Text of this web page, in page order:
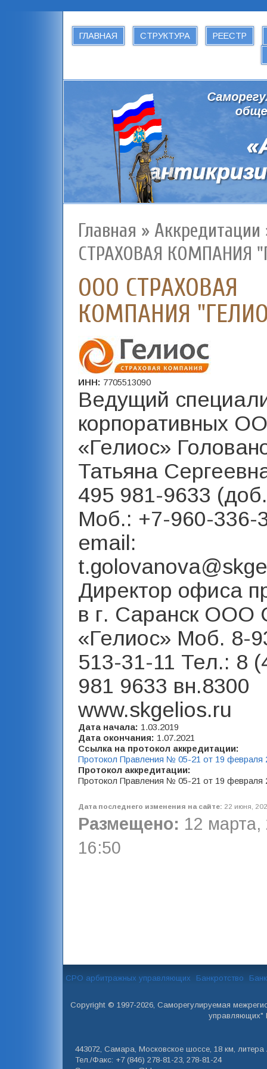
ГЛАВНАЯ СТРУКТУРА РЕЕСТР
Главная » Аккредитации
СТРАХОВАЯ КОМПАНИЯ
ООО СТРАХОВАЯ
КОМПАНИЯ
ИНН: 7705513090
Ведущий
корпоративных
«Гелиос»
Татьяна
495 981-9633
Моб.: +7-960-336-
email:
Директор офиса
в г. Саранск ООО
«Гелиос» Моб. 8-
513-31-11 Тел.: 8
981 9633 вн.8300
www.skgelios.ru
Дата начала: 1.03.2019
Дата окончания: 1.07.2021
Ссылка на протокол аккредитации:
Протокол Правления № 05-21 от 19 февраля
Протокол аккредитации:
Протокол Правления № 05-21 от 19 февраля
Дата последнего изменения на сайте: 22 июня,
Размещено: 12 марта,
16:50
СРО арбитражных управляющих Банкротство
Copyright © 1997-2026, Саморегулируемая
управляющих"
443072, Самара, Московское шоссе, 18 км, литера
Тел./Факс: +7 (846) 278-81-23, 278-81-24